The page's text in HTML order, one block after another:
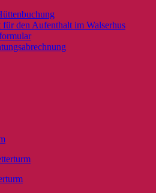
den Aufenthalt im Walserhus